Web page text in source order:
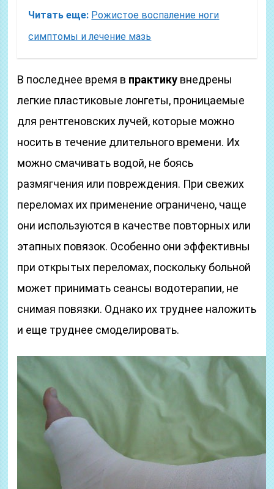
Читать еще: Рожистое воспаление ноги
симптомы и лечение мазь
В последнее время в практику внедрены
легкие пластиковые лонгеты, проницаемые
для рентгеновских лучей, которые можно
носить в течение длительного времени. Их
можно смачивать водой, не боясь
размягчения или повреждения. При свежих
переломах их применение ограничено, чаще
они используются в качестве повторных или
этапных повязок. Особенно они эффективны
при открытых переломах, поскольку больной
может принимать сеансы водотерапии, не
снимая повязки. Однако их труднее наложить
и еще труднее смоделировать.